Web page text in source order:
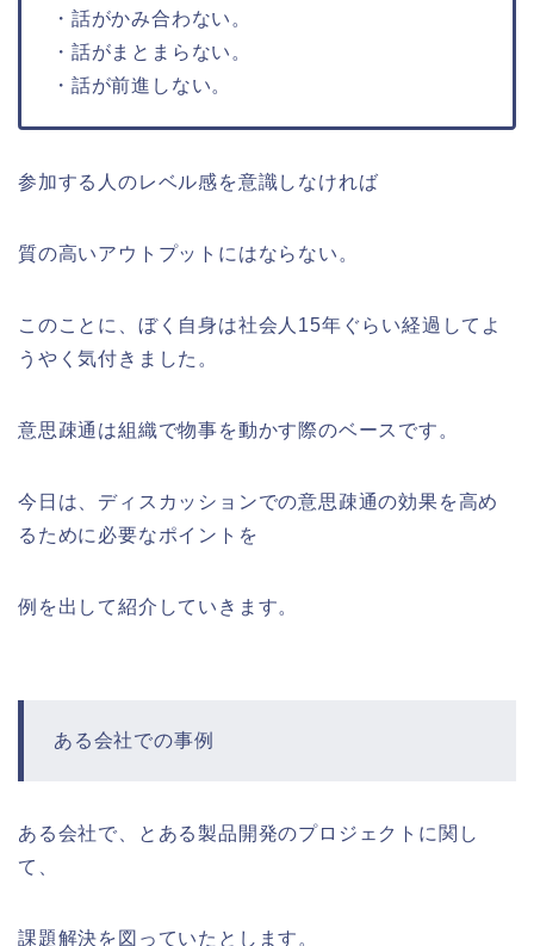
・話がかみ合わない。
・話がまとまらない。
・話が前進しない。
参加する人のレベル感を意識しなければ
質の高いアウトプットにはならない。
このことに、ぼく自身は社会人15年ぐらい経過してよ
うやく気付きました。
意思疎通は組織で物事を動かす際のベースです。
今日は、ディスカッションでの意思疎通の効果を高め
るために必要なポイントを
例を出して紹介していきます。
ある会社での事例
ある会社で、とある製品開発のプロジェクトに関し
て、
課題解決を図っていたとします。